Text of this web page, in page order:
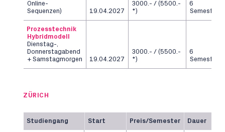
Online-
Sequenzen)
19.04.2027
3000.- / (5500.-
*)
6
Semester
Prozesstechnik
Hybridmodell
Dienstag-,
Donnerstagabend
+ Samstagmorgen
19.04.2027
3000.- / (5500.-
*)
6
Semester
ZÜRICH
Studiengang Start Preis/Semester Dauer